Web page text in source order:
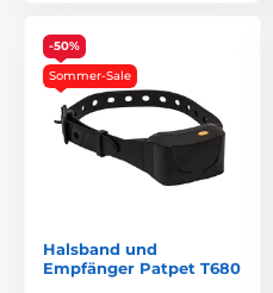
-50%
Sommer-Sale
Halsband und
Empfänger Patpet T680